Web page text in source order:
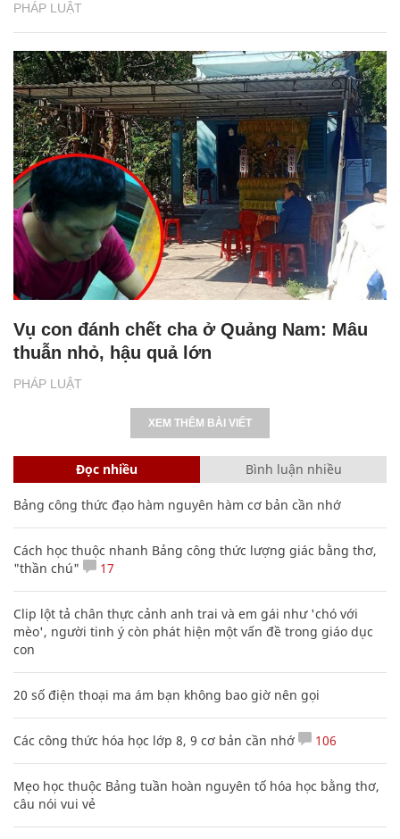
PHÁP LUẬT
PHÁP LUẬT
Vụ con đánh chết cha ở Quảng Nam: Mâu
thuẫn nhỏ, hậu quả lớn
XEM THÊM BÀI VIẾT
Đọc nhiều Bình luận nhiều
Bảng công thức đạo hàm nguyên hàm cơ bản cần nhớ
Cách học thuộc nhanh Bảng công thức lượng giác bằng thơ,
"thần chú"
17
Clip lột tả chân thực cảnh anh trai và em gái như 'chó với
mèo', người tinh ý còn phát hiện một vấn đề trong giáo dục
con
20 số điện thoại ma ám bạn không bao giờ nên gọi
Các công thức hóa học lớp 8, 9 cơ bản cần nhớ 106
Mẹo học thuộc Bảng tuần hoàn nguyên tố hóa học bằng thơ,
câu nói vui vẻ